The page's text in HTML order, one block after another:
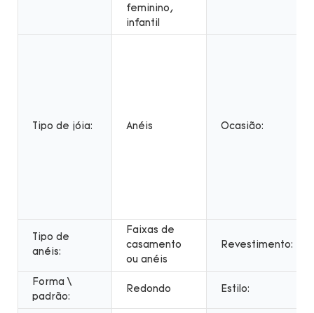
feminino,
infantil
Tipo de jóia: Anéis Ocasião:
Tipo de
anéis:
Faixas de
casamento
ou anéis
Revestimento:
Forma \
padrão:
Redondo Estilo: